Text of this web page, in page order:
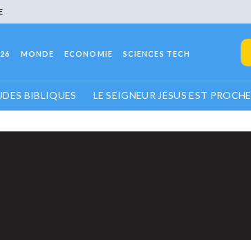
MONDE ECONOMIE SCIENCES TECH
BIBLIQUES LE SEIGNEUR JÉSUS EST PROCHE